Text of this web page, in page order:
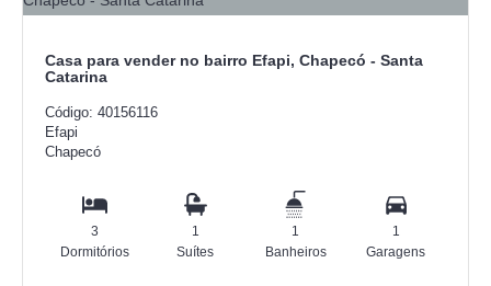
Casa para vender no bairro Efapi, Chapecó - Santa
Catarina
Código: 40156116
Efapi
Chapecó
3
Dormitórios
1
Suítes
1
Banheiros
1
Garagens